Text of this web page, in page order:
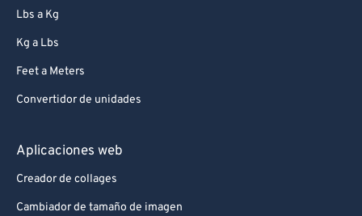
Lbs a Kg
Kg a Lbs
Feet a Meters
Convertidor de unidades
Aplicaciones web
Creador de collages
Cambiador de tamaño de imagen